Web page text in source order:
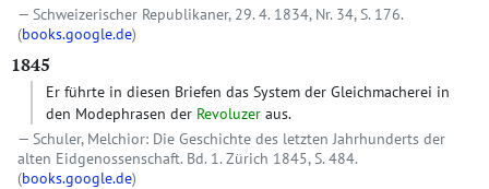
Schweizerischer Republikaner, 29. 4. 1834, Nr. 34, S. 176.
(books.google.de)
1845
Er führte in diesen Briefen das System der Gleichmacherei in
den Modephrasen der Revoluzer aus.
Schuler, Melchior: Die Geschichte des letzten Jahrhunderts der
alten Eidgenossenschaft. Bd. 1. Zürich 1845, S. 484.
(books.google.de)